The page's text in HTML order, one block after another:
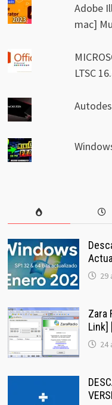
Adobe
mac]
LTSC
29
Zara
Link]
24